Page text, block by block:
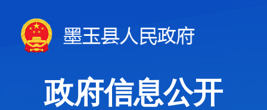
政府信息公开